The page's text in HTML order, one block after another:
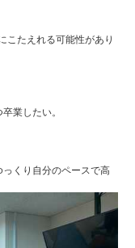
こたえれる可能性があり
業したい。
くり自分のペースで高